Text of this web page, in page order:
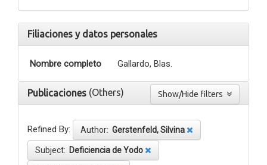
Filiaciones y datos personales
Nombre completo Gallardo, Blas.
Publicaciones (Others)
Refined By: Author: Gerstenfeld, Silvina
Subject: Deficiencia de Yodo